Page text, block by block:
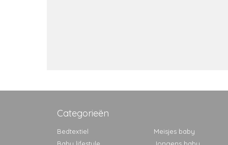
Categorieën
Bedtextiel
Meisjes baby